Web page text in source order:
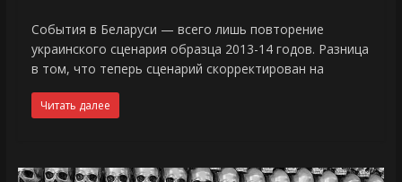
События в Беларуси — всего лишь повторение
украинского сценария образца 2013-14 годов. Разница
в том, что теперь сценарий скорректирован на
Читать далее